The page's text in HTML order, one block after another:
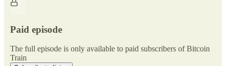
Paid episode
The full episode is only available to paid subscribers of Bitcoin
Train